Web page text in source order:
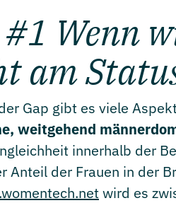
Wenn
am
Gap gibt es viele
weitgehend
innerhalb der
Anteil der Frauen in der
wird es